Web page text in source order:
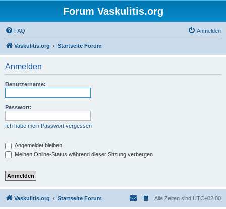
Forum Vaskulitis.org
FAQ Anmelden
Vaskulitis.org Startseite Forum
Anmelden
Benutzername:
Passwort:
Ich habe mein Passwort vergessen
Angemeldet bleiben
Meinen Online-Status während dieser Sitzung verbergen
Vaskulitis.org Startseite Forum Alle Zeiten sind UTC+02:00